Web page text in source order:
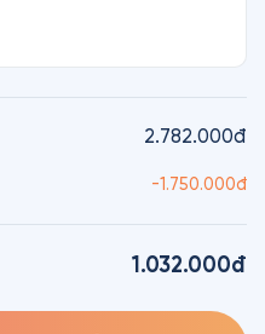
2.782.000đ
-1.750.000đ
1.032.000đ